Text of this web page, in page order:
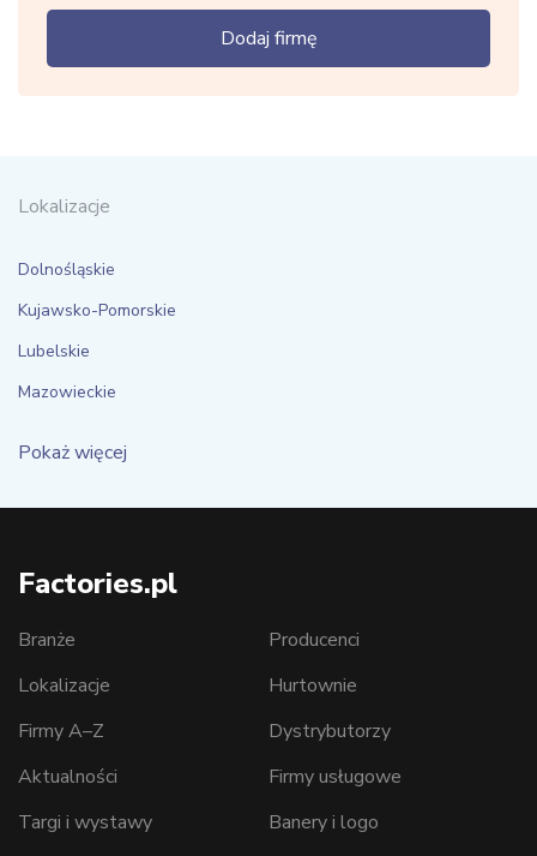
Dodaj firmę
Lokalizacje
Dolnośląskie
Kujawsko-Pomorskie
Lubelskie
Mazowieckie
Pokaż więcej
Factories.pl
Branże
Lokalizacje
Firmy A–Z
Aktualności
Targi i wystawy
Producenci
Hurtownie
Dystrybutorzy
Firmy usługowe
Banery i logo